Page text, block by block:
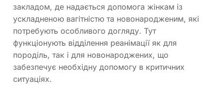
закладом, де надається допомога жінкам із
ускладненою вагітністю та новонародженим, які
потребують особливого догляду. Тут
функціонують відділення реанімації як для
породіль, так і для новонароджених, що
забезпечує необхідну допомогу в критичних
ситуаціях.